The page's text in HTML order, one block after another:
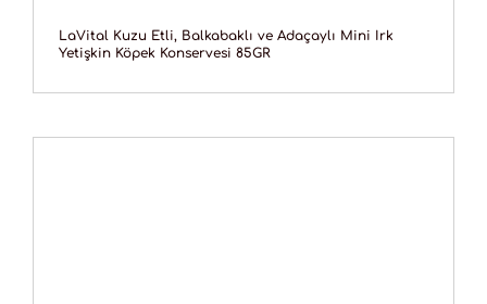
LaVital Kuzu Etli, Balkabaklı ve Adaçaylı Mini Irk
Yetişkin Köpek Konservesi 85GR